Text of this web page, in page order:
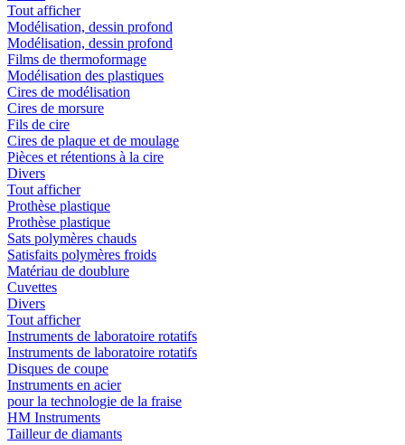
Tout afficher
Modélisation, dessin profond
Modélisation, dessin profond
Films de thermoformage
Modélisation des plastiques
Cires de modélisation
Cires de morsure
Fils de cire
Cires de plaque et de moulage
Pièces et rétentions à la cire
Divers
Tout afficher
Prothèse plastique
Prothèse plastique
Sats polymères chauds
Satisfaits polymères froids
Matériau de doublure
Cuvettes
Divers
Tout afficher
Instruments de laboratoire rotatifs
Instruments de laboratoire rotatifs
Disques de coupe
Instruments en acier
pour la technologie de la fraise
HM Instruments
Tailleur de diamants